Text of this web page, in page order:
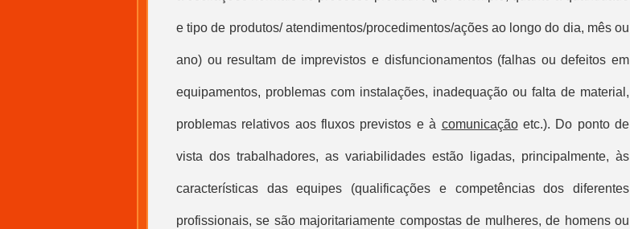
e tipo de produtos/ atendimentos/procedimentos/ações ao longo do dia, mês ou
ano) ou resultam de imprevistos e disfuncionamentos (falhas ou defeitos em
equipamentos, problemas com instalações, inadequação ou falta de material,
problemas relativos aos fluxos previstos e à comunicaçãoetc.). Do ponto de
vista dos trabalhadores, as variabilidades estão ligadas, principalmente, às
características das equipes (qualificações e competências dos diferentes
profissionais, se são majoritariamente compostas de mulheres, de homens ou